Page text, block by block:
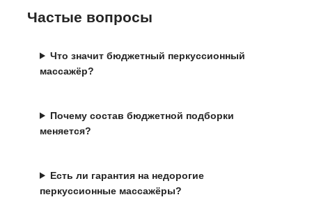
Частые вопросы
Что значит бюджетный перкуссионный
массажёр?
Почему состав бюджетной подборки
меняется?
Есть ли гарантия на недорогие
перкуссионные массажёры?